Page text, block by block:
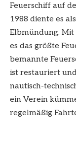
Feuerschiff auf
1988 diente es
Elbmündung.
es das größte
bemannte
ist restauriert
nautisch-
ein Verein
regelmäßig